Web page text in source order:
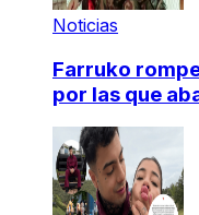
Noticias
Farruko
por las que